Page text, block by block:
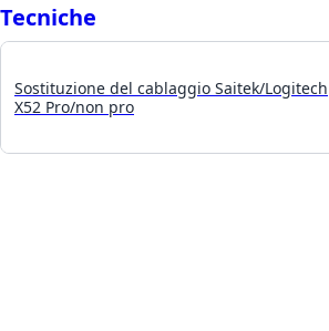
Tecniche
Sostituzione del cablaggio Saitek/Logitech
X52 Pro/non pro